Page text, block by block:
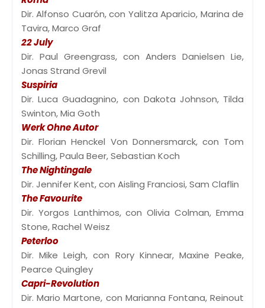
Dir. Alfonso Cuarón, con Yalitza Aparicio, Marina de
Tavira, Marco Graf
22 July
Dir. Paul Greengrass, con Anders Danielsen Lie,
Jonas Strand Grevil
Suspiria
Dir. Luca Guadagnino, con Dakota Johnson, Tilda
Swinton, Mia Goth
Werk Ohne Autor
Dir. Florian Henckel Von Donnersmarck, con Tom
Schilling, Paula Beer, Sebastian Koch
The Nightingale
Dir. Jennifer Kent, con Aisling Franciosi, Sam Claflin
The Favourite
Dir. Yorgos Lanthimos, con Olivia Colman, Emma
Stone, Rachel Weisz
Peterloo
Dir. Mike Leigh, con Rory Kinnear, Maxine Peake,
Pearce Quingley
Capri-Revolution
Dir. Mario Martone, con Marianna Fontana, Reinout